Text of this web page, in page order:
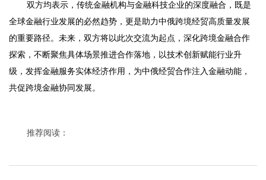
双方均表示，传统金融机构与金融科技企业的深度融合，既是
全球金融行业发展的必然趋势，更是助力中俄跨境经贸高质量发展
的重要路径。未来，双方将以此次交流为起点，深化跨境金融合作
探索，不断聚焦具体场景推进合作落地，以技术创新赋能行业升
级，发挥金融服务实体经济作用，为中俄经贸合作注入金融动能，
共促跨境金融协同发展。
推荐阅读：